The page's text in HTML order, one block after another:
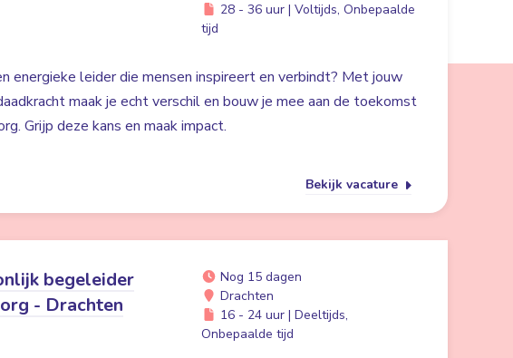
28 - 36 uur | Voltijds, Onbepaalde
tijd
energieke leider die mensen inspireert en verbindt? Met jouw
maak je echt verschil en bouw je mee aan de toekomst
Grijp deze kans en maak impact.
Bekijk vacature
begeleider
- Drachten
Nog 15 dagen
Drachten
16 - 24 uur | Deeltijds,
Onbepaalde tijd